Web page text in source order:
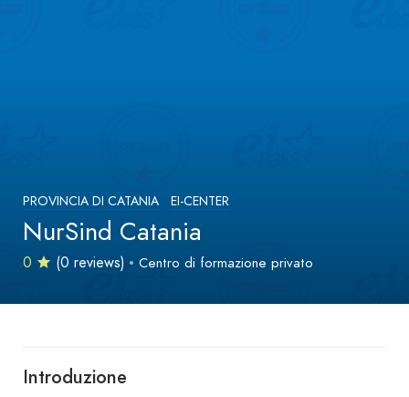
PROVINCIA DI CATANIA EI-CENTER
NurSind Catania
0 (0 reviews) Centro di formazione privato
Introduzione